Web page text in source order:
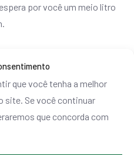
que você tenha a melhor
site. Se você continuar
que concorda com
por você um meio litro
Storehouse custa 22 €.